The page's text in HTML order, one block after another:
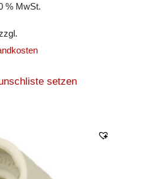
% MwSt.
setzen